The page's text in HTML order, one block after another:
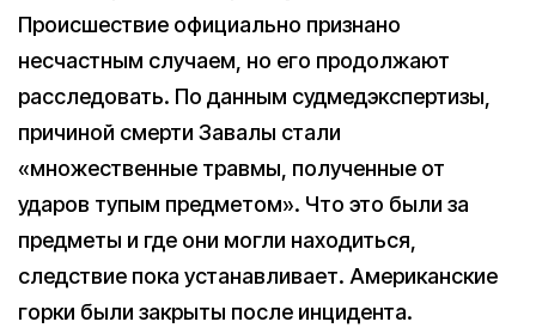
Происшествие официально признано
несчастным случаем, но его продолжают
расследовать. По данным судмедэкспертизы,
причиной смерти Завалы стали
«множественные травмы, полученные от
ударов тупым предметом». Что это были за
предметы и где они могли находиться,
следствие пока устанавливает. Американские
горки были закрыты после инцидента.